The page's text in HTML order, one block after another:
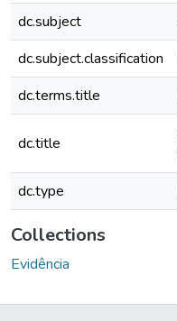
dc.subject
dc.subject.classification
dc.terms.title
dc.title
dc.type
Collections
Evidência